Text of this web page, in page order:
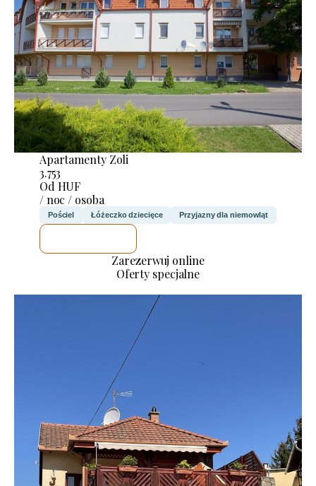
Apartamenty Zoli
3.753
Od HUF
/ noc / osoba
Pościel Łóżeczko dziecięce Przyjazny dla niemowląt
Zarezerwuj online
Oferty specjalne